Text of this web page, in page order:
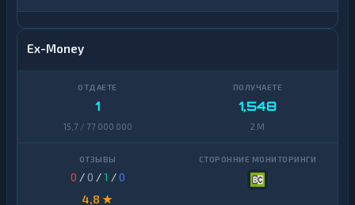
Ex-Money
1
15,7 / 77 000 000
1,548
2 M
0 / 0 /1 /0
4,8 ★